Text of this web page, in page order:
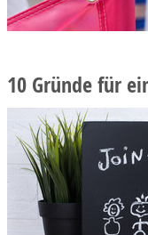
10 Gründe für